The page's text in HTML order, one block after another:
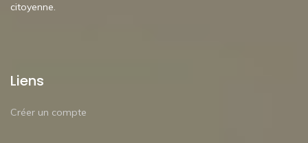
citoyenne.
Liens
Créer un compte